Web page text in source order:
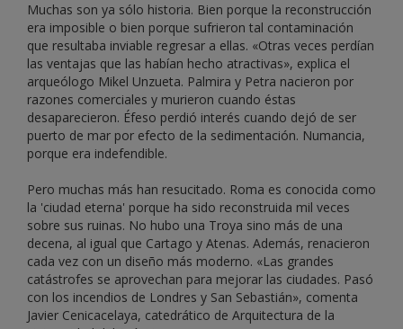
Muchas son ya sólo historia. Bien porque la reconstrucción
era imposible o bien porque sufrieron tal contaminación
que resultaba inviable regresar a ellas. «Otras veces perdían
las ventajas que las habían hecho atractivas», explica el
arqueólogo Mikel Unzueta. Palmira y Petra nacieron por
razones comerciales y murieron cuando éstas
desaparecieron. Éfeso perdió interés cuando dejó de ser
puerto de mar por efecto de la sedimentación. Numancia,
porque era indefendible.
Pero muchas más han resucitado. Roma es conocida como
la 'ciudad eterna' porque ha sido reconstruida mil veces
sobre sus ruinas. No hubo una Troya sino más de una
decena, al igual que Cartago y Atenas. Además, renacieron
cada vez con un diseño más moderno. «Las grandes
catástrofes se aprovechan para mejorar las ciudades. Pasó
con los incendios de Londres y San Sebastián», comenta
Javier Cenicacelaya, catedrático de Arquitectura de la